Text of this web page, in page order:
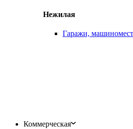
Нежилая
Гаражи,
Коммерческая